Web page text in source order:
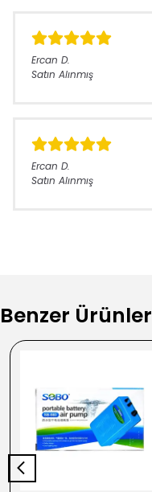
Ercan D.
Satın Alınmış
Ercan D.
Satın Alınmış
Benzer Ürünler